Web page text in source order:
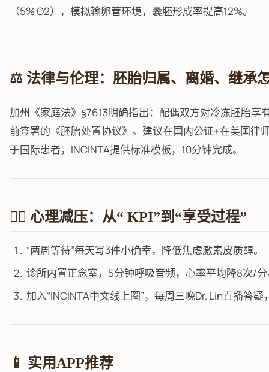
（5% O2），模拟输卵管环境，囊胚形成率提高12%。
⚖️ 法律与伦理：胚胎归属、离婚、继承
加州《家庭法》§7613明确指出：配偶双方对冷冻胚胎
前签署的《胚胎处置协议》。建议在国内公证+在美国律
于国际患者，INCINTA提供标准模板，10分钟完成。
🧘‍♀️ 心理减压：从“ KPI”到“享受过程”
“两周等待”每天写3件小确幸，降低焦虑激素皮质醇。
诊所内置正念室，5分钟呼吸音频，心率平均降8次/
加入“INCINTA中文线上圈”，每周三晚Dr. Lin直播答
📱 实用APP推荐